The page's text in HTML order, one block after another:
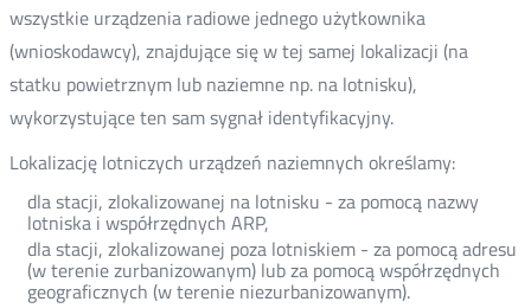
wszystkie urządzenia radiowe jednego użytkownika
(wnioskodawcy), znajdujące się w tej samej lokalizacji (na
statku powietrznym lub naziemne np. na lotnisku),
wykorzystujące ten sam sygnał identyfikacyjny.
Lokalizację lotniczych urządzeń naziemnych określamy:
dla stacji, zlokalizowanej na lotnisku - za pomocą nazwy
lotniska i współrzędnych ARP,
dla stacji, zlokalizowanej poza lotniskiem - za pomocą adresu
(w terenie zurbanizowanym) lub za pomocą współrzędnych
geograficznych (w terenie niezurbanizowanym).